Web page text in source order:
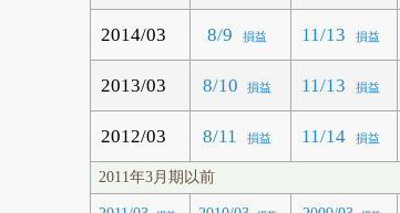
2014/03 8/9 損益 11/13 損益
2013/03 8/10 損益 11/13 損益
2012/03 8/11 損益 11/14 損益
2011年3月期以前